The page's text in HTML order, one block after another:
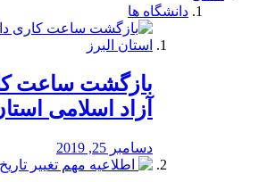
دانشگاه ها
بازگشت ساعت
آزاد اسلامی
دسامبر 25, 2019